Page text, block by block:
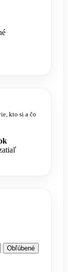
kto si a čo
Obľúbené